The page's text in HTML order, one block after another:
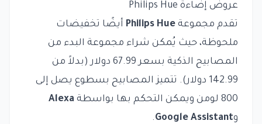
عروض إضاءة Philips Hue
تقدم مجموعة Philips Hue أيضًا تخفيضات
ملحوظة، حيث يُمكن شراء مجموعة البدء من
المصابيح الذكية بسعر 67.99 دولار (بدلاً من
142.99 دولار). تتميز المصابيح بسطوع يصل إلى
800 لومن ويمكن التحكم بها بواسطة
Alexa
وGoogle Assistant
.